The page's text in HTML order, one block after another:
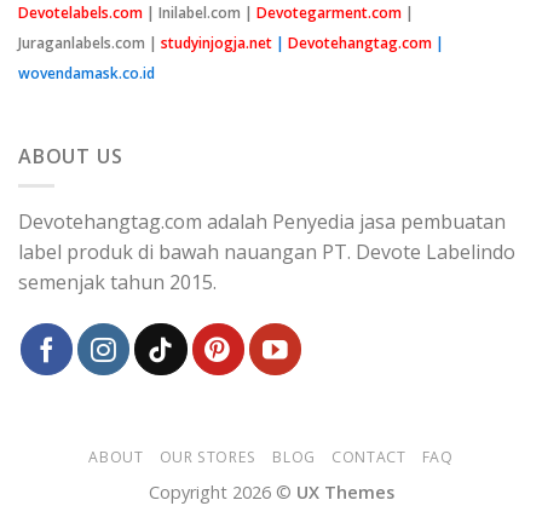
Dengan
Membuatnya
Devotelabels.com | Inilabel.com | Devotegarment.com |
Juraganlabels.com | studyinjogja.net | Devotehangtag.com |
wovendamask.co.id
ABOUT US
Devotehangtag.com adalah Penyedia jasa pembuatan
label produk di bawah nauangan PT. Devote Labelindo
semenjak tahun 2015.
ABOUT OUR STORES BLOG CONTACT FAQ
Copyright 2026 © UX Themes